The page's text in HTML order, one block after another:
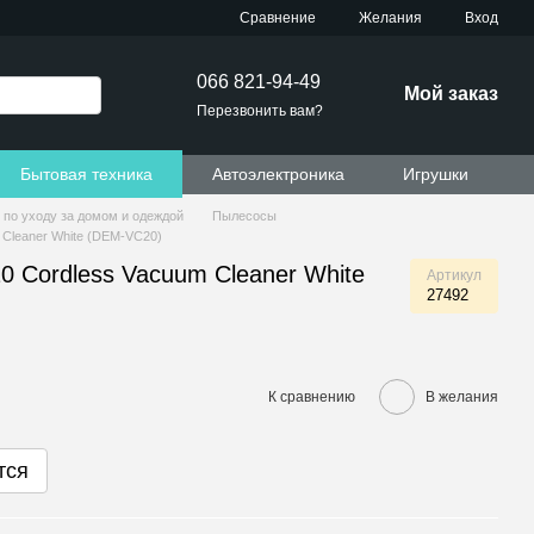
Сравнение Желания Вход
066 821-94-49
Перезвонить вам?
Мой заказ
Бытовая техника Автоэлектроника Игрушки
уходу за домом и одеждой
Пылесосы
White (DEM-VC20)
Cordless Vacuum Cleaner White Артикул
27492
К сравнению В желания